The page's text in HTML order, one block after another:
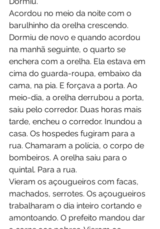
Acordou no meio da noite com o
barulhinho da orelha crescendo.
Dormiu de novo e quando acordou
na manhã seguinte, o quarto se
enchera com a orelha. Ela estava em
cima do guarda-roupa, embaixo da
cama, na pia. E forçava a porta. Ao
meio-dia, a orelha derrubou a porta,
saiu pelo corredor. Duas horas mais
tarde, encheu o corredor. Inundou a
casa. Os hospedes fugiram para a
rua. Chamaram a polícia, o corpo de
bombeiros. A orelha saiu para o
quintal. Para a rua.
Vieram os açougueiros com facas,
machados, serrotes. Os açougueiros
trabalharam o dia inteiro cortando e
amontoando. O prefeito mandou dar